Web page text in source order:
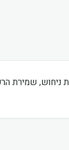
שמירת